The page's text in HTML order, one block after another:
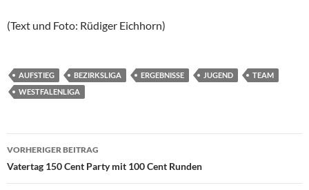
(Text und Foto: Rüdiger Eichhorn)
AUFSTIEG BEZIRKSLIGA ERGEBNISSE JUGEND
TEAM
WESTFALENLIGA
Beitrags-
Navigation
VORHERIGER BEITRAG
Vatertag 150 Cent Party mit 100 Cent Runden